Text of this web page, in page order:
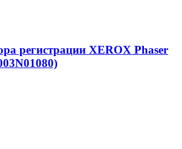
регистрации XEROX Phaser